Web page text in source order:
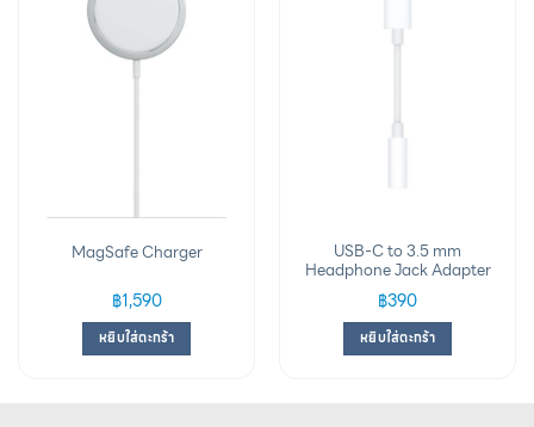
MagSafe Charger
฿1,590
หยิบใส่ตะกร้า
USB-C to 3.5 mm
Headphone Jack Adapter
฿390
หยิบใส่ตะกร้า